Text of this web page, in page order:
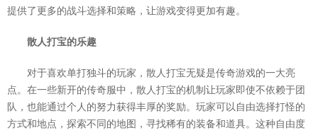
提供了更多的战斗选择和策略，让游戏变得更加有趣。
散人打宝的乐趣
对于喜欢单打独斗的玩家，散人打宝无疑是传奇游戏的一大亮
点。在一些新开的传奇服中，散人打宝的机制让玩家即使不依赖于团
队，也能通过个人的努力获得丰厚的奖励。玩家可以自由选择打怪的
方式和地点，探索不同的地图，寻找稀有的装备和道具。这种自由度